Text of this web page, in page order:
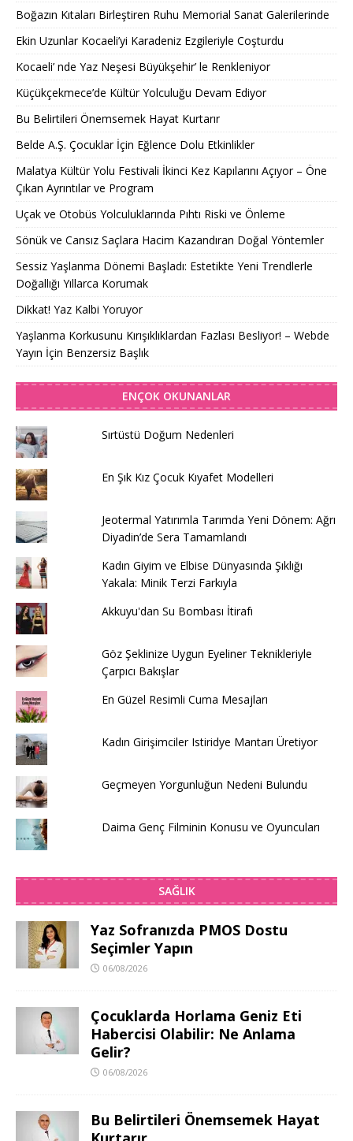
Boğazın Kıtaları Birleştiren Ruhu Memorial Sanat Galerilerinde
Ekin Uzunlar Kocaeli’yi Karadeniz Ezgileriyle Coşturdu
Kocaeli’ nde Yaz Neşesi Büyükşehir’ le Renkleniyor
Küçükçekmece’de Kültür Yolculuğu Devam Ediyor
Bu Belirtileri Önemsemek Hayat Kurtarır
Belde A.Ş. Çocuklar İçin Eğlence Dolu Etkinlikler
Malatya Kültür Yolu Festivali İkinci Kez Kapılarını Açıyor – Öne
Çıkan Ayrıntılar ve Program
Uçak ve Otobüs Yolculuklarında Pıhtı Riski ve Önleme
Sönük ve Cansız Saçlara Hacim Kazandıran Doğal Yöntemler
Sessiz Yaşlanma Dönemi Başladı: Estetikte Yeni Trendlerle
Doğallığı Yıllarca Korumak
Dikkat! Yaz Kalbi Yoruyor
Yaşlanma Korkusunu Kırışıklıklardan Fazlası Besliyor! – Webde
Yayın İçin Benzersiz Başlık
ENÇOK OKUNANLAR
Sırtüstü Doğum Nedenleri
En Şık Kız Çocuk Kıyafet Modelleri
Jeotermal Yatırımla Tarımda Yeni Dönem: Ağrı
Diyadin’de Sera Tamamlandı
Kadın Giyim ve Elbise Dünyasında Şıklığı
Yakala: Minik Terzi Farkıyla
Akkuyu'dan Su Bombası İtirafı
Göz Şeklinize Uygun Eyeliner Teknikleriyle
Çarpıcı Bakışlar
En Güzel Resimli Cuma Mesajları
Kadın Girişimciler Istiridye Mantarı Üretiyor
Geçmeyen Yorgunluğun Nedeni Bulundu
Daima Genç Filminin Konusu ve Oyuncuları
SAĞLIK
Yaz Sofranızda PMOS Dostu
Seçimler Yapın
06/08/2026
Çocuklarda Horlama Geniz Eti
Habercisi Olabilir: Ne Anlama
Gelir?
06/08/2026
Bu Belirtileri Önemsemek Hayat